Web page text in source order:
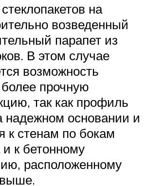
на
возведенный
парапет из
В этом случае
возможность
более прочную
так как профиль
надежном основании и
к стенам по бокам
и к бетонному
расположенному